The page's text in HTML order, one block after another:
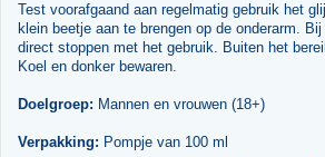
Test voorafgaand aan regelmatig gebruik het
klein beetje aan te brengen op de onderarm.
direct stoppen met het gebruik. Buiten het
Koel en donker bewaren.
Doelgroep: Mannen en vrouwen (18+)
Verpakking: Pompje van 100 ml